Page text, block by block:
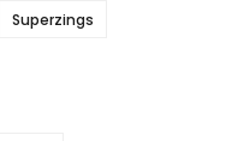
Superzings